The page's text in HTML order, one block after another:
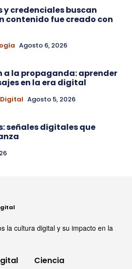
y credenciales buscan
contenido fue creado con
Agosto 6, 2026
a la propaganda: aprender
en la era digital
Agosto 5, 2026
señales digitales que
la cultura digital y su impacto en la
Ciencia